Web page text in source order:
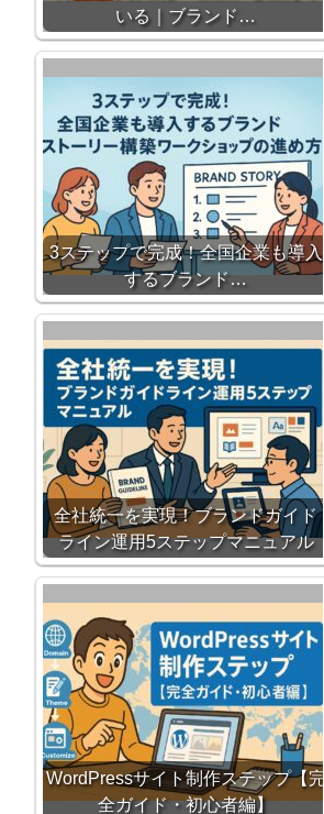
いる｜ブランド…
3ステップで完成！全国企業も導入
するブランド…
全社統一を実現！ブランドガイド
ライン運用5ステップマニュアル
WordPressサイト制作ステップ【完
全ガイド・初心者編】